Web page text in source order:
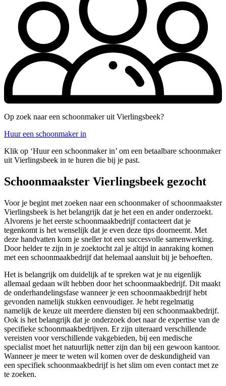
Op zoek naar een schoonmaker uit Vierlingsbeek?
Huur een schoonmaker in
Klik op ‘Huur een schoonmaker in’ om een betaalbare schoonmaker
uit Vierlingsbeek in te huren die bij je past.
Schoonmaakster Vierlingsbeek gezocht
Voor je begint met zoeken naar een schoonmaker of schoonmaakster
Vierlingsbeek is het belangrijk dat je het een en ander onderzoekt.
Alvorens je het eerste schoonmaakbedrijf contacteert dat je
tegenkomt is het wenselijk dat je even deze tips doorneemt. Met
deze handvatten kom je sneller tot een succesvolle samenwerking.
Door helder te zijn in je zoektocht zal je altijd in aanraking komen
met een schoonmaakbedrijf dat helemaal aansluit bij je behoeften.
Het is belangrijk om duidelijk af te spreken wat je nu eigenlijk
allemaal gedaan wilt hebben door het schoonmaakbedrijf. Dit maakt
de onderhandelingsfase wanneer je een schoonmaakbedrijf hebt
gevonden namelijk stukken eenvoudiger. Je hebt regelmatig
namelijk de keuze uit meerdere diensten bij een schoonmaakbedrijf.
Ook is het belangrijk dat je onderzoek doet naar de expertise van de
specifieke schoonmaakbedrijven. Er zijn uiteraard verschillende
vereisten voor verschillende vakgebieden, bij een medische
specialist moet het natuurlijk netter zijn dan bij een gewoon kantoor.
Wanneer je meer te weten wil komen over de deskundigheid van
een specifiek schoonmaakbedrijf is het slim om even contact met ze
te zoeken.